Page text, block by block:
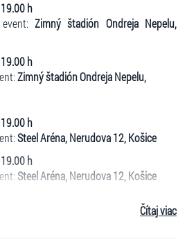
h
event:Zimný štadión Ondreja Nepelu,
h
Zimný štadión Ondreja Nepelu,
h
Steel Aréna, Nerudova 12, Košice
h
Steel Aréna, Nerudova 12, Košice
20 rokov svojej existencie koncertnou
Čítaj viac